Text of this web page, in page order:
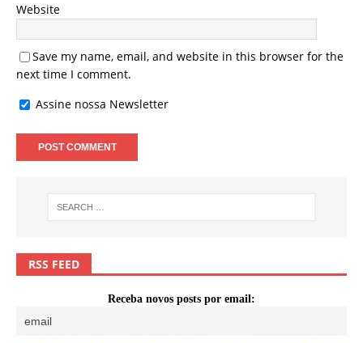
Website
Save my name, email, and website in this browser for the
next time I comment.
Assine nossa Newsletter
RSS FEED
Receba novos posts por email: